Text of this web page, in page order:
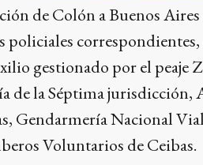
de Colón a Buenos
policiales
gestionado por el peaje
de la Séptima jurisdicción,
Gendarmería Nacional
Voluntarios de Ceibas.